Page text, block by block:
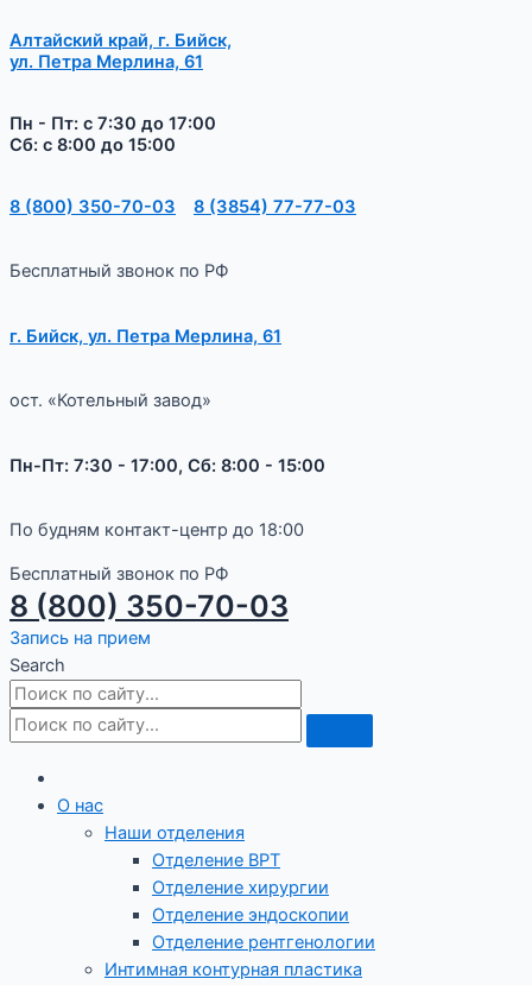
Алтайский край, г. Бийск,
ул. Петра Мерлина, 61
Пн - Пт: с 7:30 до 17:00
Сб: с 8:00 до 15:00
8 (800) 350-70-03 8 (3854) 77-77-03
Бесплатный звонок по РФ
г. Бийск, ул. Петра Мерлина, 61
ост. «Котельный завод»
Пн-Пт: 7:30 - 17:00, Сб: 8:00 - 15:00
По будням контакт-центр до 18:00
Бесплатный звонок по РФ
8 (800) 350-70-03
Запись на прием
Search
О нас
Наши отделения
Отделение ВРТ
Отделение хирургии
Отделение эндоскопии
Отделение рентгенологии
Интимная контурная пластика